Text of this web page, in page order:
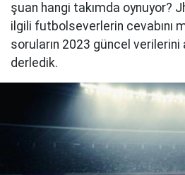
şuan hangi takımda oynuyor?
ilgili futbolseverlerin cevabını
soruların 2023 güncel verilerini
derledik.